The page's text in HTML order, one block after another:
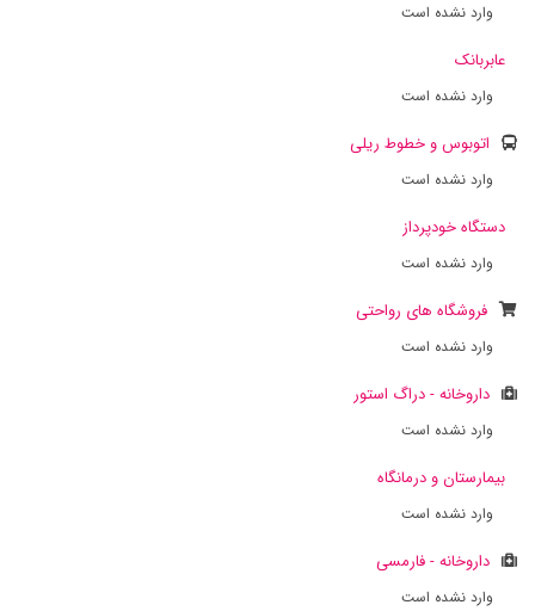
وارد نشده است
عابربانک
وارد نشده است
اتوبوس و خطوط ریلی
وارد نشده است
دستگاه خودپرداز
وارد نشده است
فروشگاه های رواحتی
وارد نشده است
داروخانه - دراگ استور
وارد نشده است
بیمارستان و درمانگاه
وارد نشده است
داروخانه - فارمسی
وارد نشده است